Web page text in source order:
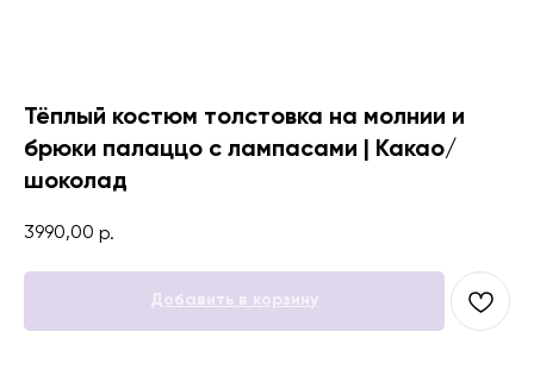
Тёплый костюм толстовка на молнии и
брюки палаццо с лампасами | Какао/
шоколад
3990,00 р.
Добавить в корзину